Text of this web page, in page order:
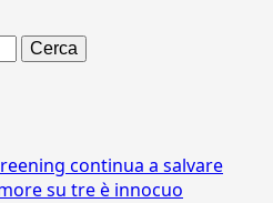
continua a salvare
su tre è innocuo